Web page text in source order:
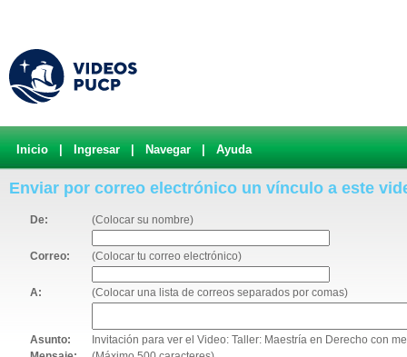
Inicio Ingresar Navegar Ayuda
Enviar por correo electrónico un vínculo a este
De: (Colocar su nombre)
Correo: (Colocar tu correo electrónico)
A: (Colocar una lista de correos separados por comas)
Asunto:
Invitación para ver el Video: Taller: Maestría en Derecho con